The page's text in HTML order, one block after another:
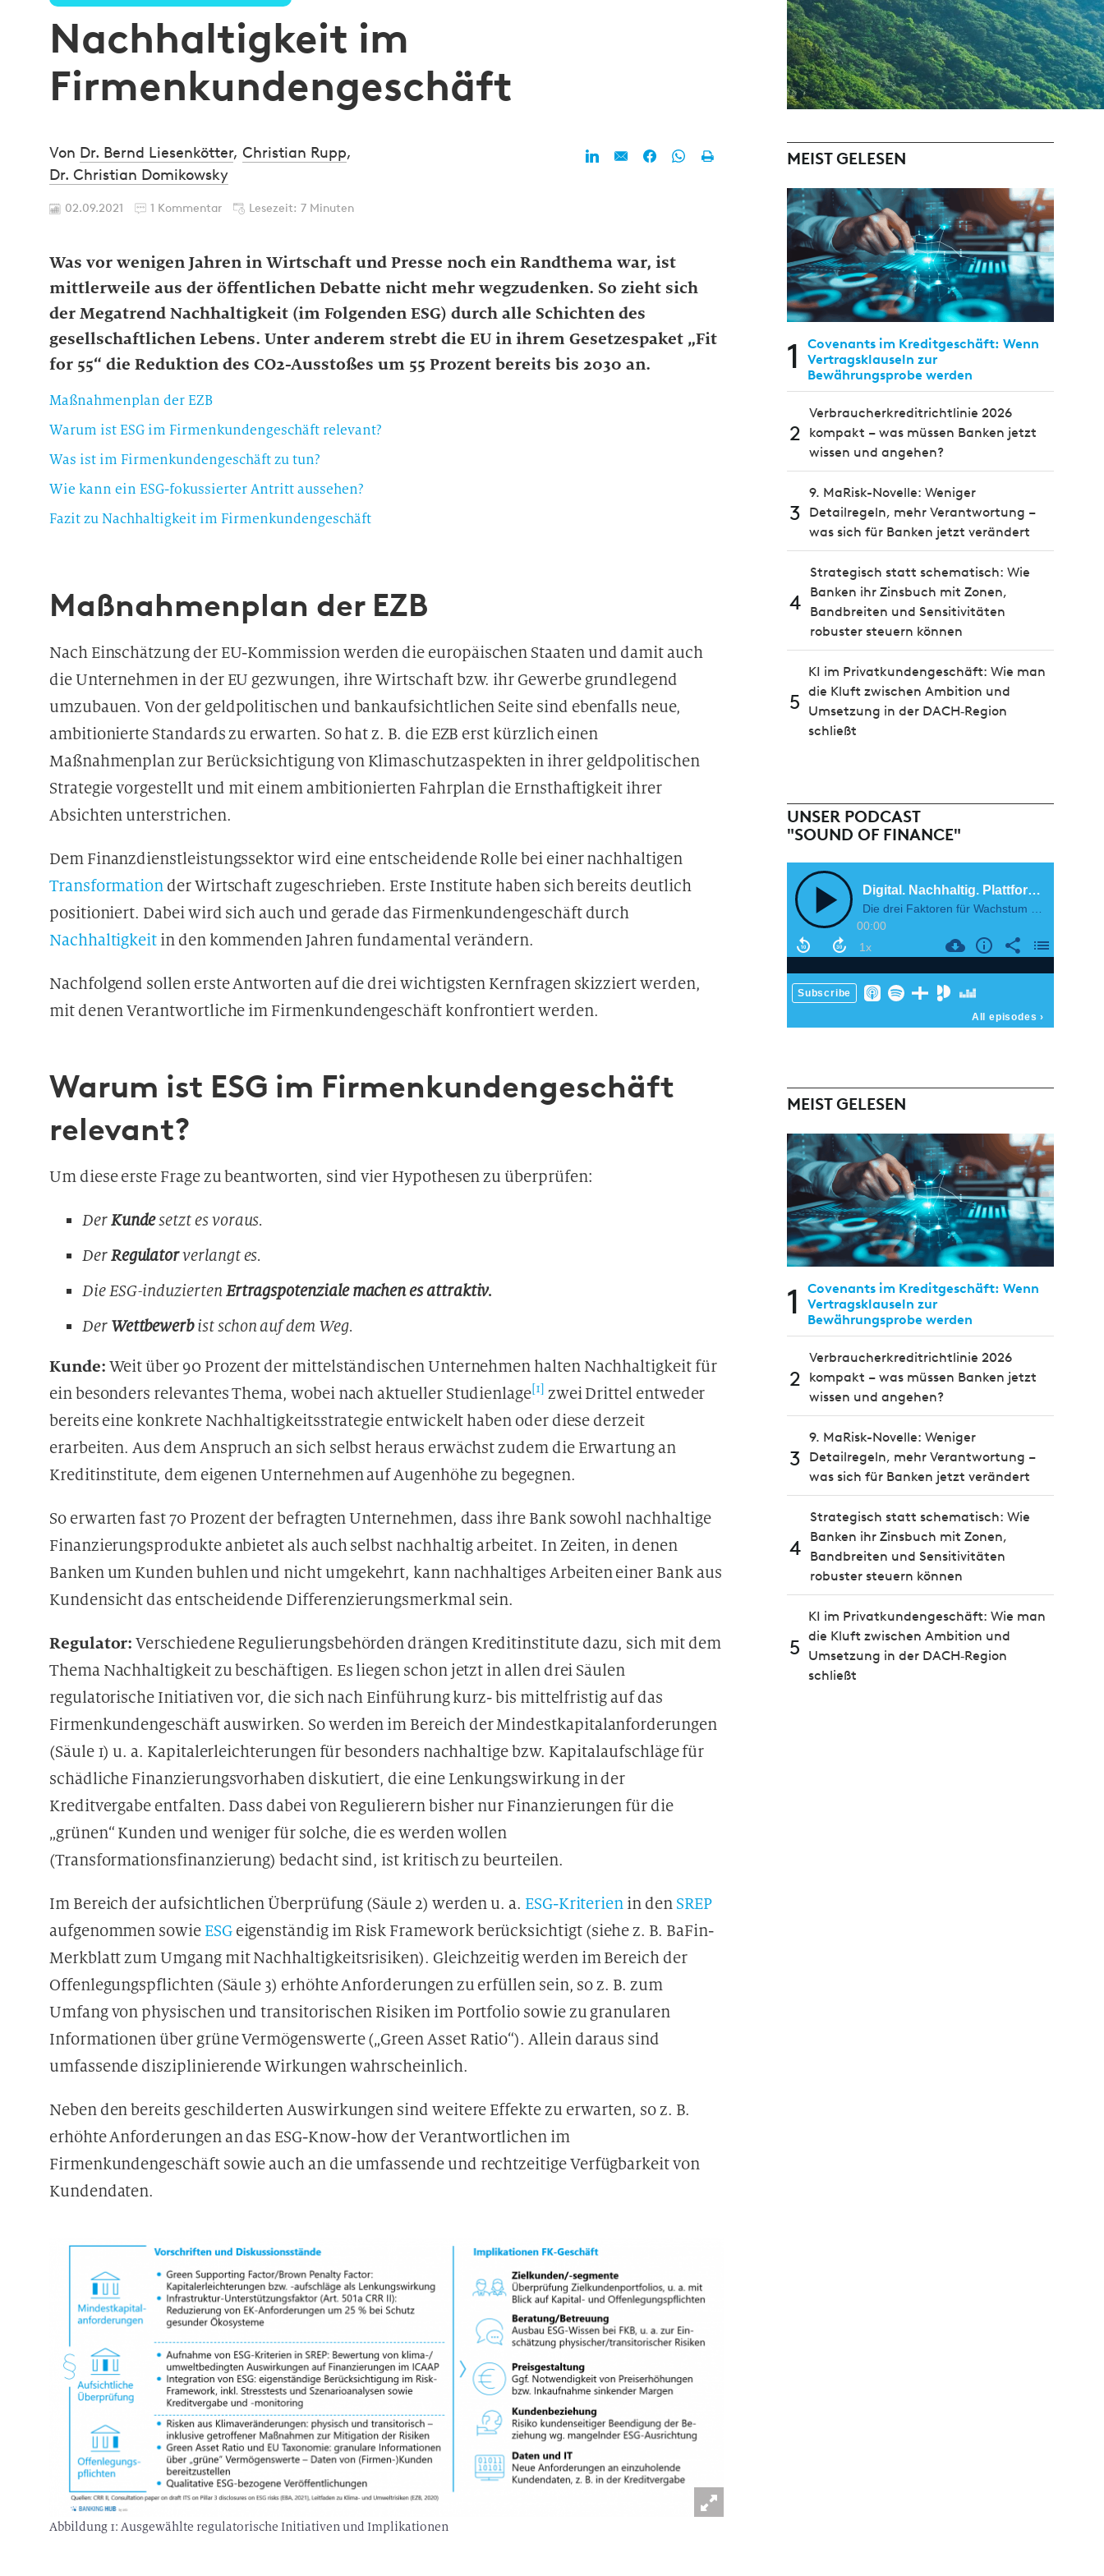
Nachhaltigkeit im
Firmenkundengeschäft
Von Dr. Bernd Liesenkötter, Christian Rupp,
Dr. Christian Domikowsky
02.09.2021 1 Kommentar Lesezeit: 7 Minuten
Was vor wenigen Jahren in Wirtschaft und Presse noch ein Randthema war, ist
mittlerweile aus der öffentlichen Debatte nicht mehr wegzudenken. So zieht sich
der Megatrend Nachhaltigkeit (im Folgenden ESG) durch alle Schichten des
gesellschaftlichen Lebens. Unter anderem strebt die EU in ihrem Gesetzespaket „Fit
for 55“ die Reduktion des CO2-Ausstoßes um 55 Prozent bereits bis 2030 an.
Maßnahmenplan der EZB
Warum ist ESG im Firmenkundengeschäft relevant?
Was ist im Firmenkundengeschäft zu tun?
Wie kann ein ESG-fokussierter Antritt aussehen?
Fazit zu Nachhaltigkeit im Firmenkundengeschäft
Maßnahmenplan der EZB
Nach Einschätzung der EU-Kommission werden die europäischen Staaten und damit auch
die Unternehmen in der EU gezwungen, ihre Wirtschaft bzw. ihr Gewerbe grundlegend
umzubauen. Von der geldpolitischen und bankaufsichtlichen Seite sind ebenfalls neue,
ambitionierte Standards zu erwarten. So hat z. B. die EZB erst kürzlich einen
Maßnahmenplan zur Berücksichtigung von Klimaschutzaspekten in ihrer geldpolitischen
Strategie vorgestellt und mit einem ambitionierten Fahrplan die Ernsthaftigkeit ihrer
Absichten unterstrichen.
Dem Finanzdienstleistungssektor wird eine entscheidende Rolle bei einer nachhaltigen
Transformation der Wirtschaft zugeschrieben. Erste Institute haben sich bereits deutlich
positioniert. Dabei wird sich auch und gerade das Firmenkundengeschäft durch
Nachhaltigkeit in den kommenden Jahren fundamental verändern.
Nachfolgend sollen erste Antworten auf die drei wichtigsten Kernfragen skizziert werden,
mit denen Verantwortliche im Firmenkundengeschäft konfrontiert werden.
Warum ist ESG im Firmenkundengeschäft
relevant?
Um diese erste Frage zu beantworten, sind vier Hypothesen zu überprüfen:
DerKundesetzt es voraus.
DerRegulatorverlangt es.
Die ESG-induziertenErtragspotenziale machen es attraktiv.
Der Wettbewerbist schon auf dem Weg.
Kunde: Weit über 90 Prozent der mittelständischen Unternehmen halten Nachhaltigkeit für
ein besonders relevantes Thema, wobei nach aktueller Studienlage[1] zwei Drittel entweder
bereits eine konkrete Nachhaltigkeitsstrategie entwickelt haben oder diese derzeit
erarbeiten. Aus dem Anspruch an sich selbst heraus erwächst zudem die Erwartung an
Kreditinstitute, dem eigenen Unternehmen auf Augenhöhe zu begegnen.
So erwarten fast 70 Prozent der befragten Unternehmen, dass ihre Bank sowohl nachhaltige
Finanzierungsprodukte anbietet als auch selbst nachhaltig arbeitet. In Zeiten, in denen
Banken um Kunden buhlen und nicht umgekehrt, kann nachhaltiges Arbeiten einer Bank aus
Kundensicht das entscheidende Differenzierungsmerkmal sein.
Regulator: Verschiedene Regulierungsbehörden drängen Kreditinstitute dazu, sich mit dem
Thema Nachhaltigkeit zu beschäftigen. Es liegen schon jetzt in allen drei Säulen
regulatorische Initiativen vor, die sich nach Einführung kurz- bis mittelfristig auf das
Firmenkundengeschäft auswirken. So werden im Bereich der Mindestkapitalanforderungen
(Säule 1) u. a. Kapitalerleichterungen für besonders nachhaltige bzw. Kapitalaufschläge für
schädliche Finanzierungsvorhaben diskutiert, die eine Lenkungswirkung in der
Kreditvergabe entfalten. Dass dabei von Regulierern bisher nur Finanzierungen für die
„grünen“ Kunden und weniger für solche, die es werden wollen
(Transformationsfinanzierung) bedacht sind, ist kritisch zu beurteilen.
Im Bereich der aufsichtlichen Überprüfung (Säule 2) werden u. a. ESG-Kriterien in den SREP
aufgenommen sowie ESGeigenständig im Risk Framework berücksichtigt (siehe z. B. BaFin-
Merkblatt zum Umgang mit Nachhaltigkeitsrisiken). Gleichzeitig werden im Bereich der
Offenlegungspflichten (Säule 3) erhöhte Anforderungen zu erfüllen sein, so z. B. zum
Umfang von physischen und transitorischen Risiken im Portfolio sowie zu granularen
Informationen über grüne Vermögenswerte („Green Asset Ratio“). Allein daraus sind
umfassende disziplinierende Wirkungen wahrscheinlich.
Neben den bereits geschilderten Auswirkungen sind weitere Effekte zu erwarten, so z. B.
erhöhte Anforderungen an das ESG-Know-how der Verantwortlichen im
Firmenkundengeschäft sowie auch an die umfassende und rechtzeitige Verfügbarkeit von
Kundendaten.
Abbildung 1: Ausgewählte regulatorische Initiativen und Implikationen
MEIST GELESEN
1
Covenants im Kreditgeschäft: Wenn
Vertragsklauseln zur
Bewährungsprobe werden
2
Verbraucherkreditrichtlinie 2026
kompakt – was müssen Banken jetzt
wissen und angehen?
3
9. MaRisk-Novelle: Weniger
Detailregeln, mehr Verantwortung –
was sich für Banken jetzt verändert
4
Strategisch statt schematisch: Wie
Banken ihr Zinsbuch mit Zonen,
Bandbreiten und Sensitivitäten
robuster steuern können
5
KI im Privatkundengeschäft: Wie man
die Kluft zwischen Ambition und
Umsetzung in der DACH‑Region
schließt
UNSER PODCAST
"SOUND OF FINANCE"
MEIST GELESEN
1
Covenants im Kreditgeschäft: Wenn
Vertragsklauseln zur
Bewährungsprobe werden
2
Verbraucherkreditrichtlinie 2026
kompakt – was müssen Banken jetzt
wissen und angehen?
3
9. MaRisk-Novelle: Weniger
Detailregeln, mehr Verantwortung –
was sich für Banken jetzt verändert
4
Strategisch statt schematisch: Wie
Banken ihr Zinsbuch mit Zonen,
Bandbreiten und Sensitivitäten
robuster steuern können
5
KI im Privatkundengeschäft: Wie man
die Kluft zwischen Ambition und
Umsetzung in der DACH‑Region
schließt